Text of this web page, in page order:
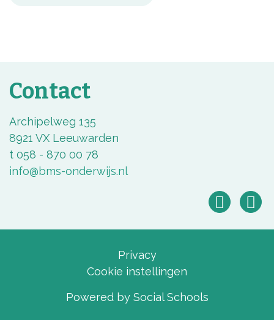
Contact
Archipelweg 135
8921 VX Leeuwarden
t 058 - 870 00 78
info@bms-onderwijs.nl
Privacy
Cookie instellingen
Powered by Social Schools